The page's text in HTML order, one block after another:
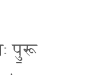
पु॒रू